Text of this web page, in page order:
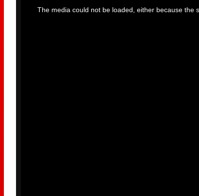
The media could not be loaded, either because the